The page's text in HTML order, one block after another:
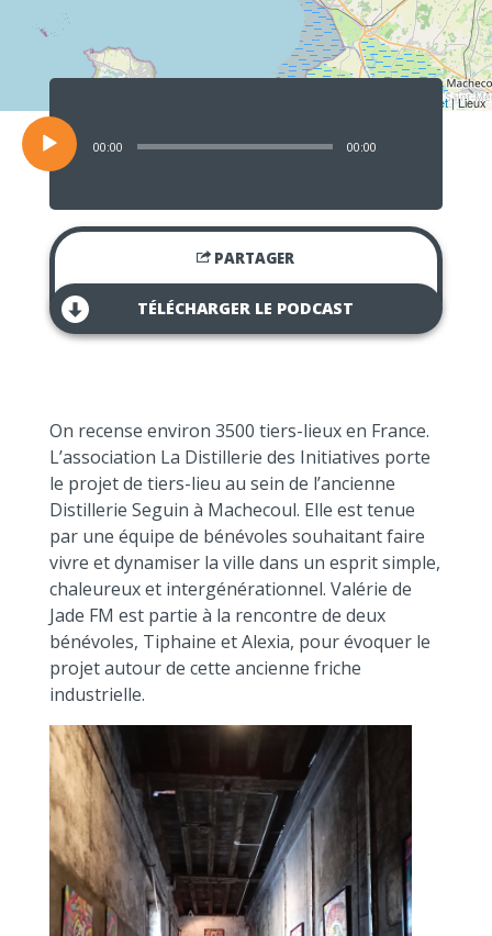
Leaflet| Lieux
Lecteur
00:00 00:00
PARTAGER
TÉLÉCHARGER LE PODCAST
On recense environ 3500 tiers-lieux en France.
L’association La Distillerie des Initiatives porte
le projet de tiers-lieu au sein de l’ancienne
Distillerie Seguin à Machecoul. Elle est tenue
par une équipe de bénévoles souhaitant faire
vivre et dynamiser la ville dans un esprit simple,
chaleureux et intergénérationnel. Valérie de
Jade FM est partie à la rencontre de deux
bénévoles, Tiphaine et Alexia, pour évoquer le
projet autour de cette ancienne friche
industrielle.